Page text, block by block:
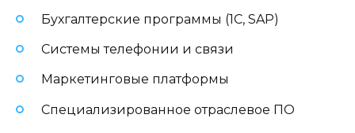
Бухгалтерские программы (1С, SAP)
Системы телефонии и связи
Маркетинговые платформы
Специализированное отраслевое ПО